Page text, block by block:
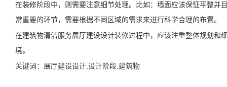
在装修阶段中，则需要注意细节处理。比如：墙面应该保怔平整
常重要的环节，需要根据不同区域的需求来进行科学合理的布置。
在建筑物清洁服务展厅建设设计装修过程中，应该注重整体规划
境。
关键词： 展厅建设设计,设计阶段,建筑物